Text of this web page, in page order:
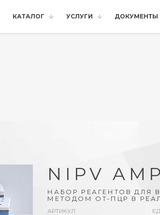
КАТАЛОГ УСЛУГИ ДОКУМЕНТЫ
NIPV
НАБОР РЕАГЕНТОВ ДЛЯ
МЕТОДОМ ОТ-ПЦР В
АРТИКУЛ